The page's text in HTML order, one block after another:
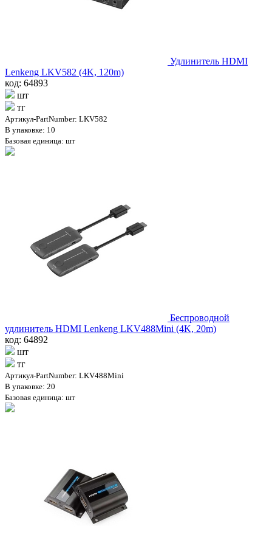
Удлинитель HDMI
Lenkeng LKV582 (4K, 120m)
код: 64893
шт
тг
Артикул-PartNumber: LKV582
В упаковке: 10
Базовая единица: шт
Беспроводной
удлинитель HDMI Lenkeng LKV488Mini (4K, 20m)
код: 64892
шт
тг
Артикул-PartNumber: LKV488Mini
В упаковке: 20
Базовая единица: шт